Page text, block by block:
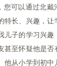
可以通过北戴
长、兴趣，
子的学习兴
至怀疑他是
从小学到初